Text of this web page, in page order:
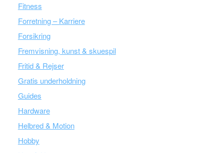
Fitness
Forretning – Karriere
Forsikring
Fremvisning, kunst & skuespil
Fritid & Rejser
Gratis underholdning
Guides
Hardware
Helbred & Motion
Hobby